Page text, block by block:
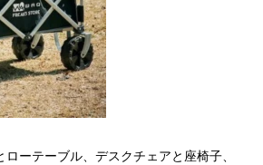
ーテーブル、デスクチェアと座椅子、